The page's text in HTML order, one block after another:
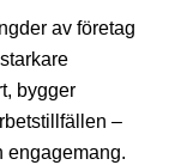
av företag
bygger
–
engagemang.